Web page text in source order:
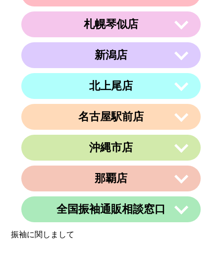
〒003-0002
北海道札幌市白石区東札幌２条２丁目４
午前10時～午後19時
札幌琴似店
〒063-0811
北海道札幌市西区琴似１条５丁目４−１
午前10時～午後19時
新潟店
〒950-0962
025-288-5593
営業時間 午前9時～午後6時
不定休
北上尾店
〒362-0015
埼玉県上尾市緑丘3-3-11-2 PAPA上尾シ
048-729-7688
午前10時～午後19時
名古屋駅前店
住所
〒450-0002
愛知県名古屋市中村区名駅3丁目9番14
名古屋東アーバンビル6F
電話番号 052-990-4694
不定休
沖縄市店
〒904-0034
電話番号 080-8565-3818
定休日 不定休
那覇店
〒902-0069
電話番号 098-884-6600
全国振袖通販相談窓口
営業時間 24時間
振袖に関しまして